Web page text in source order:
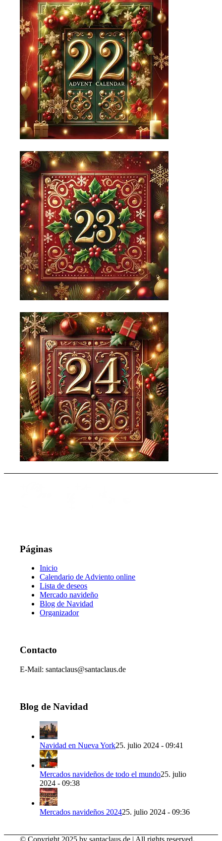
Páginas
Inicio
Calendario de Adviento online
Lista de deseos
Mercado navideño
Blog de Navidad
Organizador
Contacto
E-Mail: santaclaus@santaclaus.de
Blog de Navidad
Navidad en Nueva York25. julio 2024 - 09:41
Mercados navideños de todo el mundo25. julio
2024 - 09:38
Mercados navideños 202425. julio 2024 - 09:36